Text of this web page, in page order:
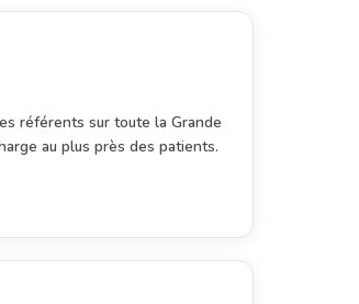
référents sur toute la Grande
au plus près des patients.